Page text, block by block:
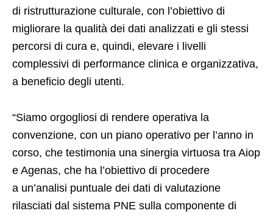
di ristrutturazione culturale, con l’obiettivo di
migliorare la qualità dei dati analizzati e gli stessi
percorsi di cura e, quindi, elevare i livelli
complessivi di performance clinica e organizzativa,
a beneficio degli utenti.
“Siamo orgogliosi di rendere operativa la
convenzione, con un piano operativo per l’anno in
corso, che testimonia una sinergia virtuosa tra Aiop
e Agenas, che ha l’obiettivo di procedere
a un’analisi puntuale dei dati di valutazione
rilasciati dal sistema PNE sulla componente di